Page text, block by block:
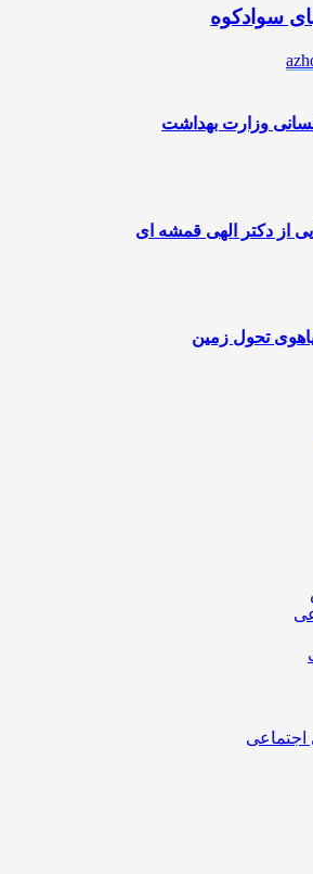
سوادکوه
وزارت بهداشت
از دکتر الهی قمشه ای
تحول زمین
اجتماعی